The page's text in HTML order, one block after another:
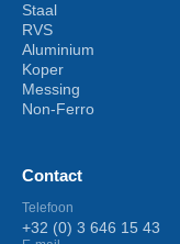
Staal
RVS
Aluminium
Koper
Messing
Non-Ferro
Contact
Telefoon
+32 (0) 3 646 15 43